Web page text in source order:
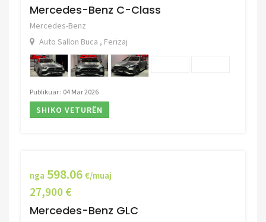
Mercedes-Benz C-Class
Mercedes-Benz
Auto Sallon Buca , Ferizaj
Publikuar : 04 Mar 2026
SHIKO VETURËN
nga 598.06 €/muaj
27,900 €
Mercedes-Benz GLC